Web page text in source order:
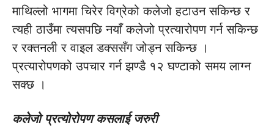
माथिल्लो भागमा चिरेर विग्रेको कलेजो हटाउन सकिन्छ र
त्यही ठाउँमा त्यसपछि नयाँ कलेजो प्रत्यारोपण गर्न सकिन्छ
र रक्तनली र वाइल डक्ससँग जोड्न सकिन्छ ।
प्रत्यारोपणको उपचार गर्न झण्डै १२ घण्टाको समय लाग्न
सक्छ ।
कलेजो प्रत्योरोपण कसलाई जरुरी